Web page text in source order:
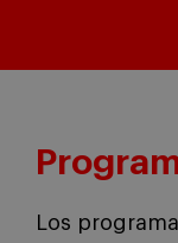
Los